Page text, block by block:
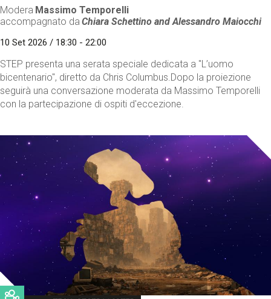
Modera Massimo Temporelli
accompagnato da Chiara Schettino andAlessandro Maiocchi
10 Set 2026 / 18:30 - 22:00
STEP presenta una serata speciale dedicata a "L’uomo
bicentenario", diretto da Chris Columbus.Dopo la proiezione
seguirà una conversazione moderata da Massimo Temporelli
con la partecipazione di ospiti d'eccezione.
Image